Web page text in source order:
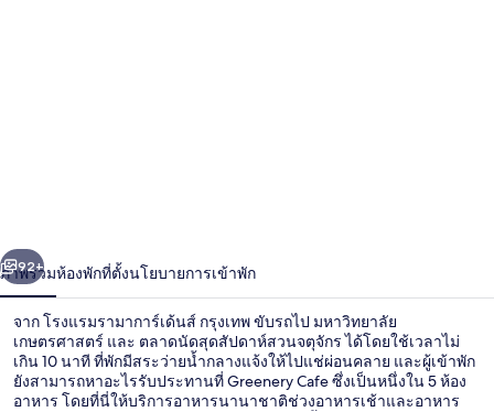
เด้นส์
กรุงเทพ
า
ถัดไป
92+
ภาพรวมห้องพักที่ตั้งนโยบายการเข้าพัก
จาก โรงแรมรามาการ์เด้นส์ กรุงเทพ ขับรถไป มหาวิทยาลัย
เกษตรศาสตร์ และ ตลาดนัดสุดสัปดาห์สวนจตุจักร ได้โดยใช้เวลาไม่
เกิน 10 นาที ที่พักมีสระว่ายน้ำกลางแจ้งให้ไปแช่ผ่อนคลาย และผู้เข้าพัก
ยังสามารถหาอะไรรับประทานที่ Greenery Cafe ซึ่งเป็นหนึ่งใน 5 ห้อง
อาหาร โดยที่นี่ให้บริการอาหารนานาชาติช่วงอาหารเช้าและอาหาร